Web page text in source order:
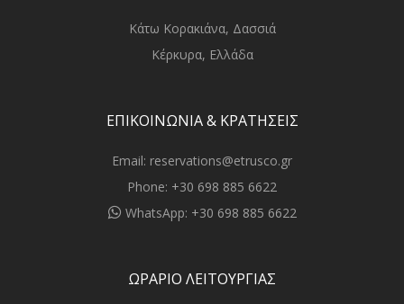
Κάτω Κορακιάνα, Δασσιά
Κέρκυρα, Ελλάδα
ΕΠΙΚΟΙΝΩΝΙΑ & ΚΡΑΤΗΣΕΙΣ
Email: reservations@etrusco.gr
Phone: +30 698 885 6622
WhatsApp: +30 698 885 6622
ΩΡΑΡΙΟ ΛΕΙΤΟΥΡΓΙΑΣ